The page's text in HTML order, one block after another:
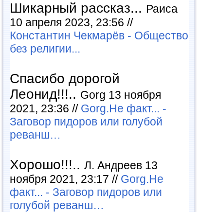
Шикарный рассказ... Раиса
10 апреля 2023, 23:56 //
Константин Чекмарёв - Общество
без религии...
Спасибо дорогой
Леонид!!!.. Gorg 13 ноября
2021, 23:36 // Gorg.Не факт... -
Заговор пидоров или голубой
реванш…
Хорошо!!!.. Л. Андреев 13
ноября 2021, 23:17 // Gorg.Не
факт... - Заговор пидоров или
голубой реванш…